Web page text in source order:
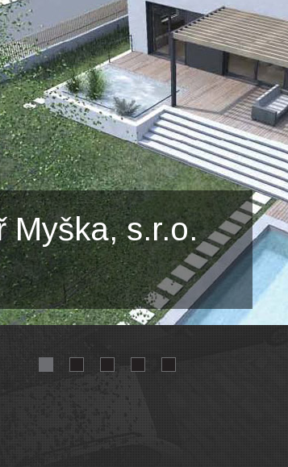
Myška, s.r.o.